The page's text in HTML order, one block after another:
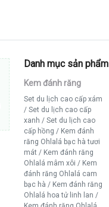
Danh mục sản phẩm
Kem đánh răng
Set du lịch cao cấp xám
/ Set du lịch cao cấp
xanh / Set du lịch cao
cấp hồng / Kem đánh
răng Ohlalá bạc hà tươi
mát / Kem đánh răng
Ohlalá mâm xôi / Kem
đánh răng Ohlalá cam
bạc hà / Kem đánh răng
Ohlalá hoa tử linh lan /